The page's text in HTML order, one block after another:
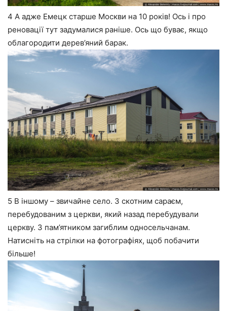
4 А адже Емецк старше Москви на 10 років! Ось і про
реновації тут задумалися раніше. Ось що буває, якщо
облагородити дерев’яний барак.
5 В іншому – звичайне село. З скотним сараєм,
перебудованим з церкви, який назад перебудували
церкву. З пам’ятником загиблим односельчанам.
Натисніть на стрілки на фотографіях, щоб побачити
більше!